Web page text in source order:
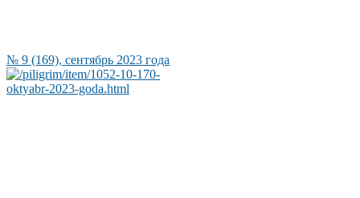
№ 9 (169), сентябрь 2023 года